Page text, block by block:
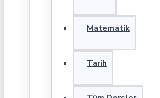
Matematik
Tarih